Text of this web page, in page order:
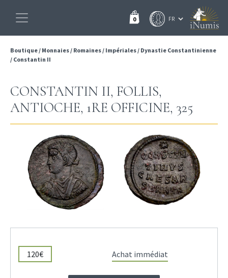
0
Boutique/ Monnaies/ Romaines/ Impériales/ Dynastie Constantinienne
/ Constantin II
CONSTANTIN II, FOLLIS,
ANTIOCHE, 1RE OFFICINE, 325
120€ Achat immédiat